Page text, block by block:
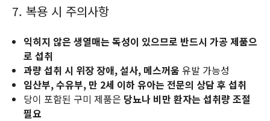
7. 복용 시 주의사항
익히지 않은 생열매는 독성이 있으므로 반드시 가공 제품으
로 섭취
과량 섭취 시 위장 장애, 설사, 메스꺼움 유발 가능성
임산부, 수유부, 만 2세 이하 유아는 전문의 상담 후 섭취
당이 포함된 구미 제품은 당뇨나 비만 환자는 섭취량 조절
필요